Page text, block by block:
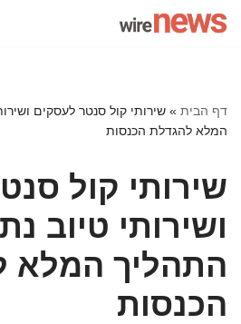
דף הבית » שירותי קול סנטר לעסקים
המלא להגדלת הכנסות
שירותי קול
ושירותי טיוב
התהליך המלא
הכנסות